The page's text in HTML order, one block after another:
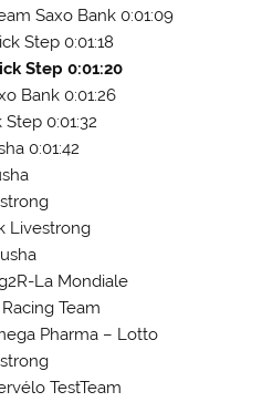
Saxo Bank 0:01:09
Step 0:01:18
Step 0:01:20
Bank 0:01:26
0:01:32
0:01:42
Livestrong
La Mondiale
Team
Pharma – Lotto
TestTeam